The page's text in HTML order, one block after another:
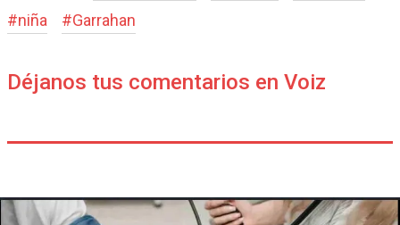
#niña #Garrahan
Déjanos tus comentarios en Voiz